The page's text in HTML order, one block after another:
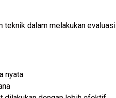
dalam melakukan
nyata